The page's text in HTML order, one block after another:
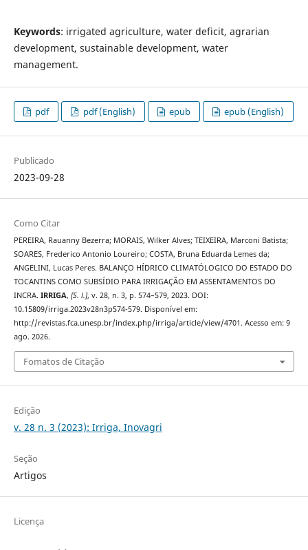
Keywords: irrigated agriculture, water deficit, agrarian
development, sustainable development, water
management.
pdf pdf (English) epub epub (English)
Publicado
2023-09-28
Como Citar
PEREIRA, Rauanny Bezerra; MORAIS, Wilker Alves; TEIXEIRA, Marconi Batista;
SOARES, Frederico Antonio Loureiro; COSTA, Bruna Eduarda Lemes da;
ANGELINI, Lucas Peres. BALANÇO HÍDRICO CLIMATÓLOGICO DO ESTADO DO
TOCANTINS COMO SUBSÍDIO PARA IRRIGAÇÃO EM ASSENTAMENTOS DO
INCRA. IRRIGA, [S. l.], v. 28, n. 3, p. 574–579, 2023. DOI:
10.15809/irriga.2023v28n3p574-579. Disponível em:
http://revistas.fca.unesp.br/index.php/irriga/article/view/4701. Acesso em: 9
ago. 2026.
Fomatos de Citação
Edição
v. 28 n. 3 (2023): Irriga, Inovagri
Seção
Artigos
Licença